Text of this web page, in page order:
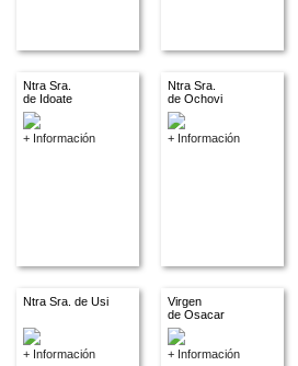
Ntra Sra.
de Idoate
+ Información
Ntra Sra.
de Ochovi
+ Información
Ntra Sra. de Usi
+ Información
Virgen
de Osacar
+ Información